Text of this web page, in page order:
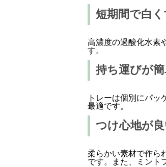
短期間で白
高濃度の過酸化水素
す。
持ち運びが
トレーは個別にパ
最適です。
つけ心地が
柔らかい素材で作ら
です。また、ミント